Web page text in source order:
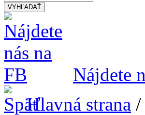
VYHĽADAŤ
Nájdete
Hlavná strana /